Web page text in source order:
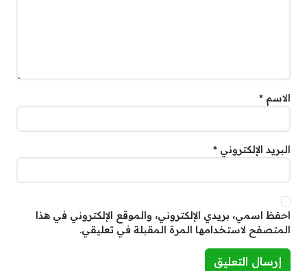
الاسم *
البريد الإلكتروني *
احفظ اسمي، بريدي الإلكتروني، والموقع الإلكتروني في هذا
المتصفح لاستخدامها المرة المقبلة في تعليقي.